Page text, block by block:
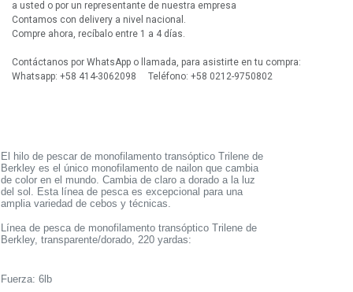
a usted o por un representante de nuestra empresa
Contamos con delivery a nivel nacional.
Compre ahora, recíbalo entre 1 a 4 días.
Contáctanos por WhatsApp o llamada, para asistirte en tu compra:
Whatsapp: +58 414-3062098 Teléfono: +58 0212-9750802
El hilo de pescar de monofilamento transóptico Trilene de
Berkley es el único monofilamento de nailon que cambia
de color en el mundo. Cambia de claro a dorado a la luz
del sol. Esta línea de pesca es excepcional para una
amplia variedad de cebos y técnicas.
Línea de pesca de monofilamento transóptico Trilene de
Berkley, transparente/dorado, 220 yardas:
Fuerza: 6lb